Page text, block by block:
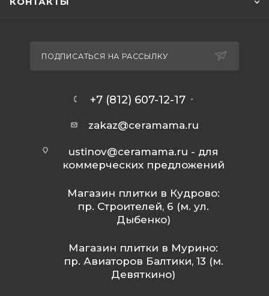
ПОДПИСАТЬСЯ НА РАССЫЛКУ
+7 (812) 607-12-17
zakaz@ceramama.ru
ustinov@ceramama.ru - для
коммерческих предложений
Магазин плитки в Кудрово:
пр. Строителей, 6 (м. ул.
Дыбенко)
Магазин плитки в Мурино:
пр. Авиаторов Балтики, 13 (м.
Девяткино)